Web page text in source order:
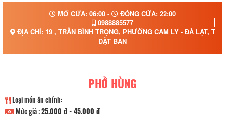
MỞ CỬA: 06:00 -
ĐÓNG CỬA: 22:00
0988885577
ĐỊA CHỈ: 19 , TRẦN BÌNH TRỌNG, PHƯỜNG CAM LY - ĐÀ LẠT,
ĐẶT BÀN
PHỞ HÙNG
Loại món ăn chính:
Mức giá :25.000 đ - 45.000 đ